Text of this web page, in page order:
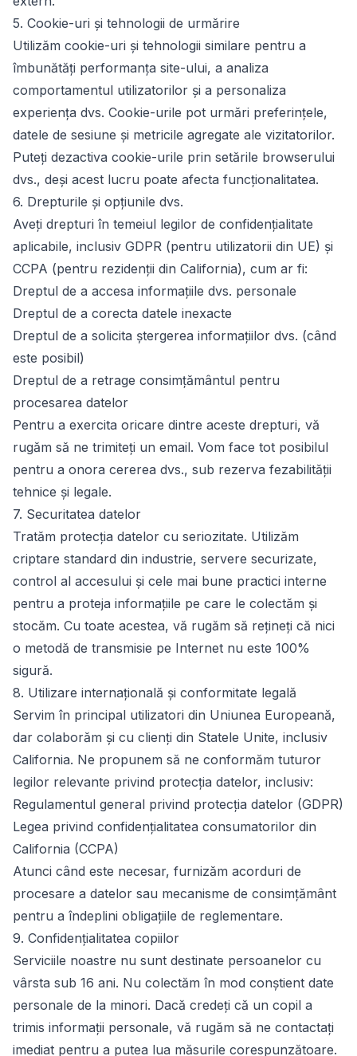
5. Cookie-uri și tehnologii de urmărire
Utilizăm cookie-uri și tehnologii similare pentru a
îmbunătăți performanța site-ului, a analiza
comportamentul utilizatorilor și a personaliza
experiența dvs. Cookie-urile pot urmări preferințele,
datele de sesiune și metricile agregate ale vizitatorilor.
Puteți dezactiva cookie-urile prin setările browserului
dvs., deși acest lucru poate afecta funcționalitatea.
6. Drepturile și opțiunile dvs.
Aveți drepturi în temeiul legilor de confidențialitate
aplicabile, inclusiv GDPR (pentru utilizatorii din UE) și
CCPA (pentru rezidenții din California), cum ar fi:
Dreptul de a accesa informațiile dvs. personale
Dreptul de a corecta datele inexacte
Dreptul de a solicita ștergerea informațiilor dvs. (când
este posibil)
Dreptul de a retrage consimțământul pentru
procesarea datelor
Pentru a exercita oricare dintre aceste drepturi, vă
rugăm să ne trimiteți un email. Vom face tot posibilul
pentru a onora cererea dvs., sub rezerva fezabilității
tehnice și legale.
7. Securitatea datelor
Tratăm protecția datelor cu seriozitate. Utilizăm
criptare standard din industrie, servere securizate,
control al accesului și cele mai bune practici interne
pentru a proteja informațiile pe care le colectăm și
stocăm. Cu toate acestea, vă rugăm să rețineți că nici
o metodă de transmisie pe Internet nu este 100%
sigură.
8. Utilizare internațională și conformitate legală
Servim în principal utilizatori din Uniunea Europeană,
dar colaborăm și cu clienți din Statele Unite, inclusiv
California. Ne propunem să ne conformăm tuturor
legilor relevante privind protecția datelor, inclusiv:
Regulamentul general privind protecția datelor (GDPR)
Legea privind confidențialitatea consumatorilor din
California (CCPA)
Atunci când este necesar, furnizăm acorduri de
procesare a datelor sau mecanisme de consimțământ
pentru a îndeplini obligațiile de reglementare.
9. Confidențialitatea copiilor
Serviciile noastre nu sunt destinate persoanelor cu
vârsta sub 16 ani. Nu colectăm în mod conștient date
personale de la minori. Dacă credeți că un copil a
trimis informații personale, vă rugăm să ne contactați
imediat pentru a putea lua măsurile corespunzătoare.